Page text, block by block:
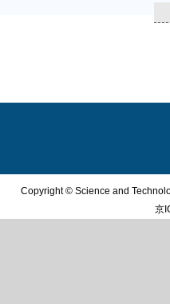
Copyright © Science and
京